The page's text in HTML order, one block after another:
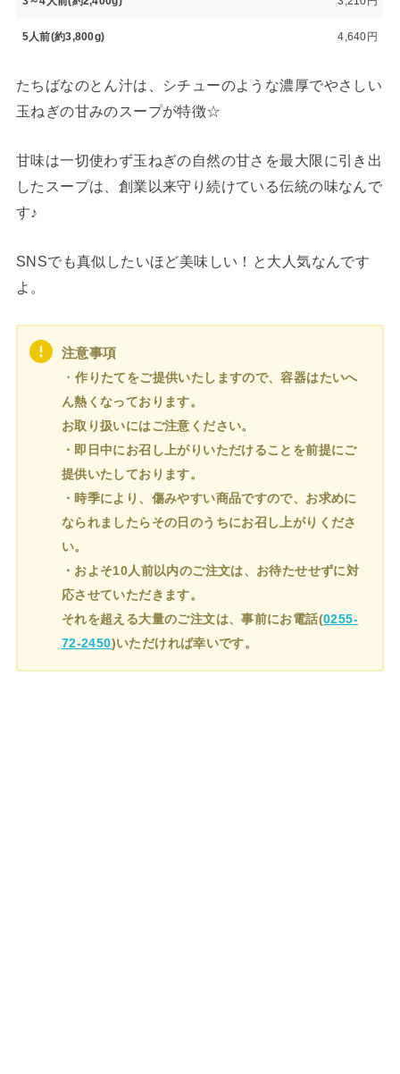
5人前(約3,800g) 4,640円
たちばなのとん汁は、シチューのような濃厚でやさしい
玉ねぎの甘みのスープが特徴☆
甘味は一切使わず玉ねぎの自然の甘さを最大限に引き出
したスープは、創業以来守り続けている伝統の味なんで
す♪
SNSでも真似したいほど美味しい！と大人気なんです
よ。
注意事項
・作りたてをご提供いたしますので、容器はたいへ
ん熱くなっております。
お取り扱いにはご注意ください。
・即日中にお召し上がりいただけることを前提にご
提供いたしております。
・時季により、傷みやすい商品ですので、お求めに
なられましたらその日のうちにお召し上がりくださ
い。
・およそ10人前以内のご注文は、お待たせせずに対
応させていただきます。
それを超える大量のご注文は、事前にお電話(0255-
72-2450)いただければ幸いです。